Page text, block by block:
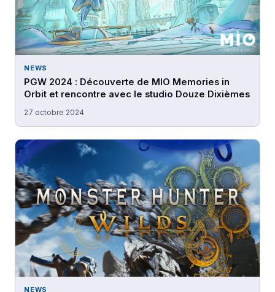
NEWS
PGW 2024 : Découverte de MIO Memories in
Orbit et rencontre avec le studio Douze Dixièmes
27 octobre 2024
NEWS